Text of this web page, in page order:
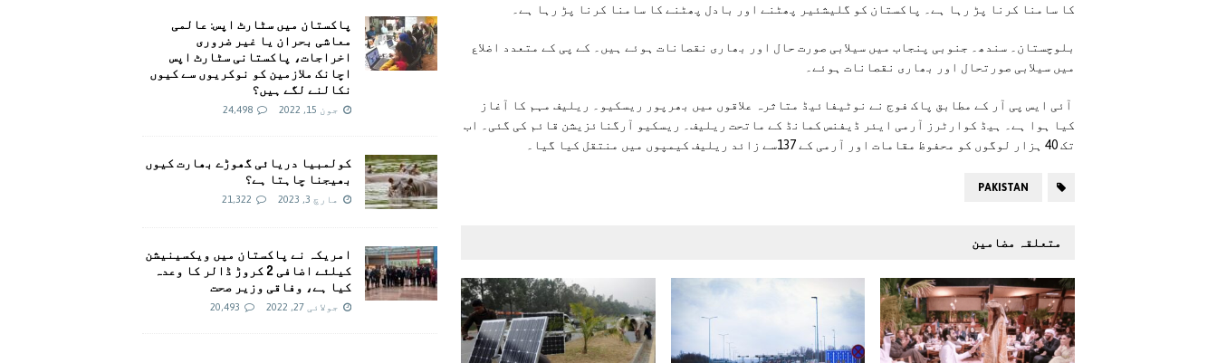
کا سامنا کرنا پڑ رہا ہے۔ پاکستان کو گلیشئیر پھٹنے اور بادل پھٹنے کا سامنا کرنا پڑ رہا ہے۔
بلوچستان۔ سندھ۔ جنوبی پنجاب میں سیلابی صورت حال اور بھاری نقصانات ہوئے ہیں۔ کے پی کے متعدد اضلاع
میں سیلابی صورتحال اور بھاری نقصانات ہوئے۔
آئی ایس پی آر کے مطابق پاک فوج نے نوٹیفائیڈ متاثرہ علاقوں میں بھرپور ریسکیو۔ ریلیف مہم کا آغاز
کیا ہوا ہے۔ ہیڈ کوارٹرز آرمی ایئر ڈیفنس کمانڈ کے ماتحت ریلیف۔ ریسکیو آرگنائزیشن قائم کی گئی۔ اب
تک 40 ہزار لوگوں کو محفوظ مقامات اور آرمی کے 137سے زائد ریلیف کیمپوں میں منتقل کیا گیا۔
PAKISTAN
متعلقہ مضامین
پاکستان میں سٹارٹ اپس: عالمی
معاشی بحران یا غیر ضروری
اخراجات، پاکستانی سٹارٹ اپس
اچانک ملازمین کو نوکریوں سے کیوں
نکالنے لگے ہیں؟
جون 15, 2022 24,498
کولمبیا دریائی گھوڑے بھارت کیوں
بھیجنا چاہتا ہے؟
مارچ 3, 2023 21,322
امريکہ نے پاکستان میں ویکسینیشن
کیلئے اضافی 2 کروڑ ڈالر کا وعدہ
کیا ہے، وفاقی وزیر صحت
جولائی 27, 2022 20,493